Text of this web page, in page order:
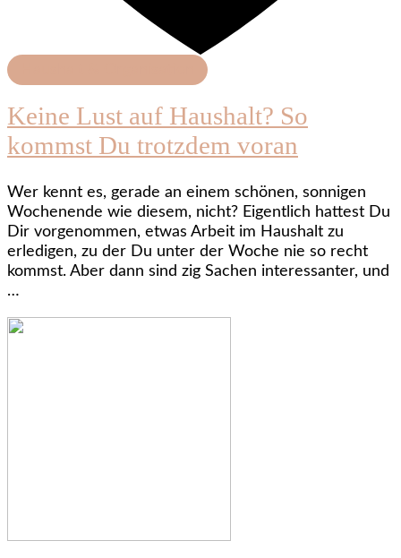
Keine Lust auf Haushalt? So
kommst Du trotzdem voran
Wer kennt es, gerade an einem schönen, sonnigen
Wochenende wie diesem, nicht? Eigentlich hattest Du
Dir vorgenommen, etwas Arbeit im Haushalt zu
erledigen, zu der Du unter der Woche nie so recht
kommst. Aber dann sind zig Sachen interessanter, und
…